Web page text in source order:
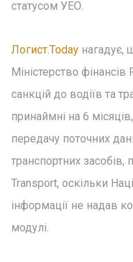
статусом УЕО.
Логист.Today нагадує,
Міністерство фінансів
санкцій до водіїв та
принаймні на 6
передачу поточних
транспортних
Transport, оскільки
інформації не надав
модулі.